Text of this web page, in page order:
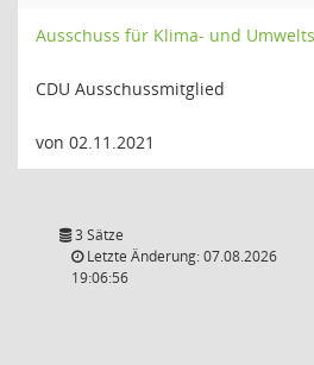
Ausschuss für Klima- und
CDU Ausschussmitglied
von 02.11.2021
3 Sätze
Letzte Änderung: 07.08.2026
19:06:56